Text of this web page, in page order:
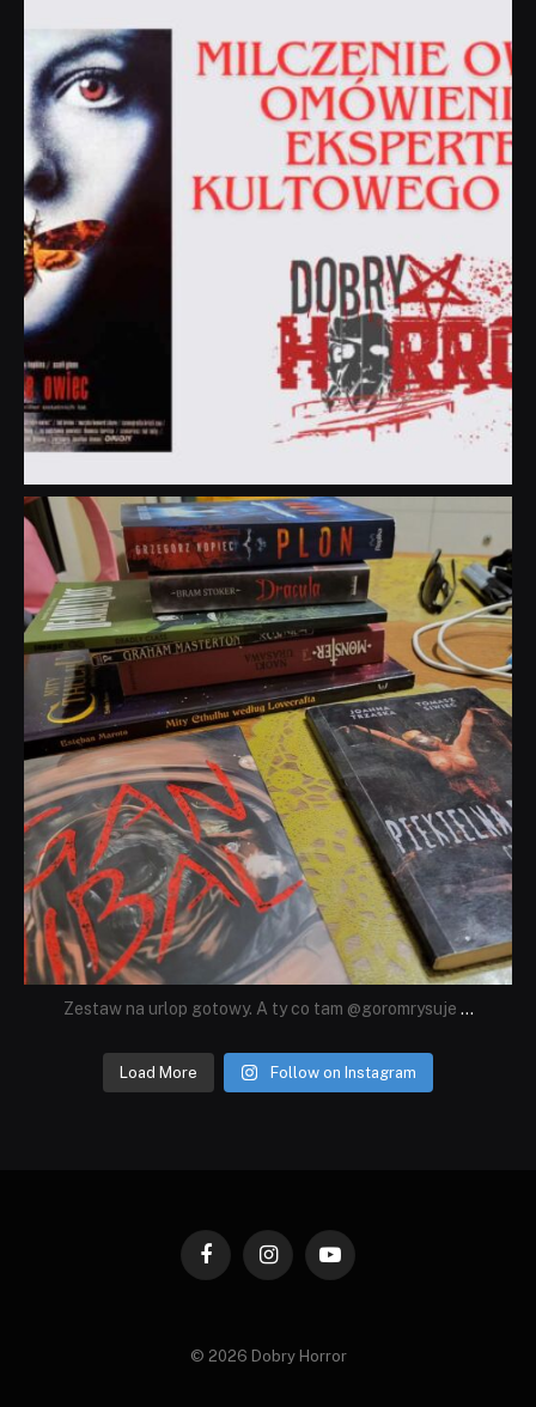
dobryhorror
Lip 31
Zestaw na urlop gotowy. A ty co tam @goromrysuje ...
Load More Follow on Instagram
FacebookInstagramYouTube
© 2026 Dobry Horror